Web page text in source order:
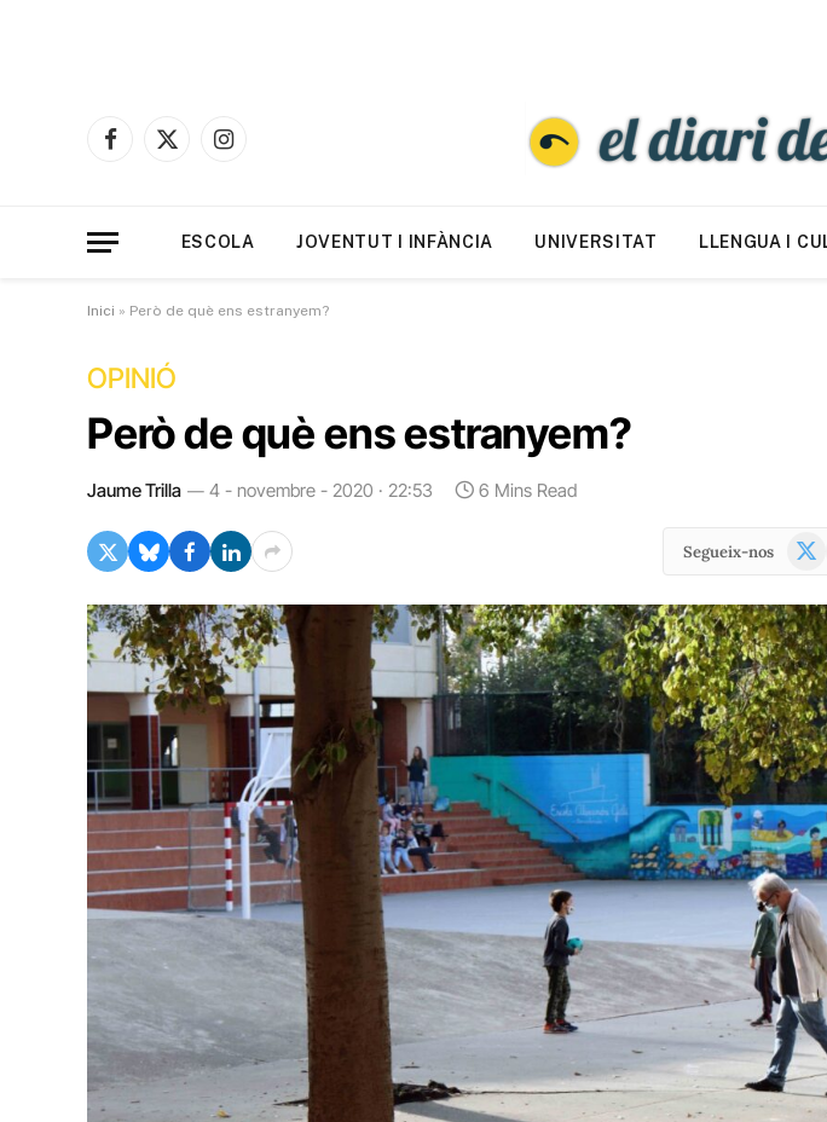
Facebook
X
Instagram
ESCOLA JOVENTUT I INFÀNCIA UNIVERSITAT LLENGUA I
Inici » Però de què ens estranyem?
OPINIÓ
Però de què ens estranyem?
Jaume Trilla 4 - novembre - 2020 · 22:53 6 Mins Read
Segueix-nos
X